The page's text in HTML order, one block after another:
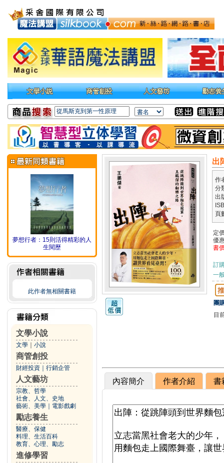
夢想行者：15則活得精彩的人
生閱歷
此作者無相關書籍
文學小說
文學 小說
商管創投
財經投資 行銷企管
人文藝坊
宗教、哲學
社會、人文、史地
藝術、美學
電影戲劇
勵志養生
醫療、保健
料理、生活百科
教育、心理、勵志
進修學習
出
作
分
出
頁
定
優
書
訂
一
團
目
內容簡介 作者介紹 書